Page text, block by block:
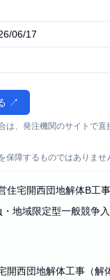
06/17
↗
は、発注機関のサイトで直
保障するものではありませ
住宅開西団地解体B工
地域限定型一般競争
開西団地解体工事（解